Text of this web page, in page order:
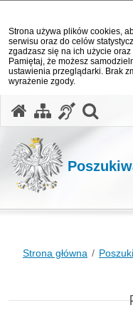
Strona używa plików cookies,
serwisu oraz do celów
zgadzasz się na ich użycie
Pamiętaj, że możesz
ustawienia przeglądarki. Brak
wyrażenie zgody.
Strona główna